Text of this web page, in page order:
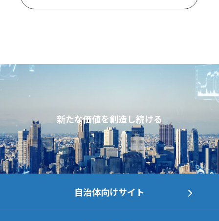
新たな価値を創造し続ける
自治体向けサイト